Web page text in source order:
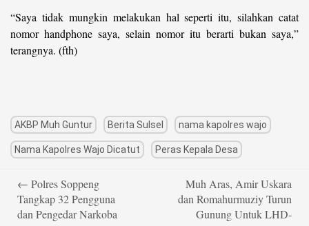
“Saya tidak mungkin melakukan hal seperti itu, silahkan catat
nomor handphone saya, selain nomor itu berarti bukan saya,”
terangnya. (fth)
AKBP Muh Guntur Berita Sulsel nama kapolres wajo
Nama Kapolres Wajo Dicatut Peras Kepala Desa
navigation
← Polres Soppeng
Tangkap 32 Pengguna
dan Pengedar Narkoba
Muh Aras, Amir Uskara
dan Romahurmuziy Turun
Gunung Untuk LHD-